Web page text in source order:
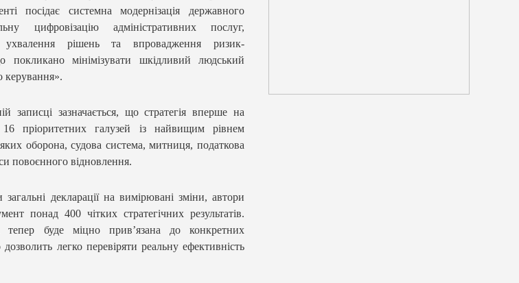
посідає системна модернізація державного
цифровізацію адміністративних послуг,
ухвалення рішень та впровадження ризик-
покликано мінімізувати шкідливий людський
керування».
записці зазначається, що стратегія вперше на
16 пріоритетних галузей із найвищим рівнем
оборона, судова система, митниця, податкова
повоєнного відновлення.
декларації на вимірювані зміни, автори
понад 400 чітких стратегічних результатів.
буде міцно прив’язана до конкретних
легко перевіряти реальну ефективність